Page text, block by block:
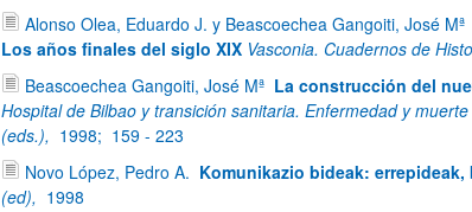
Alonso Olea, Eduardo J. y Beascoechea Gangoiti, José Mª
Los años finales del siglo XIX Vasconia. Cuadernos de
Beascoechea Gangoiti, José Mª La construcción del
Hospital de Bilbao y transición sanitaria. Enfermedad y
(eds.), 1998; 159 - 223
Novo López, Pedro A. Komunikazio bideak:
(ed), 1998